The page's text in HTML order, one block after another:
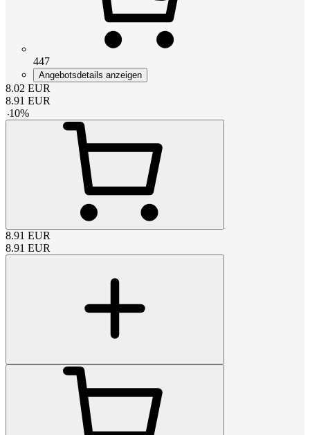
447
Angebotsdetails anzeigen
8.02 EUR
8.91 EUR
-10%
8.91 EUR
8.91 EUR